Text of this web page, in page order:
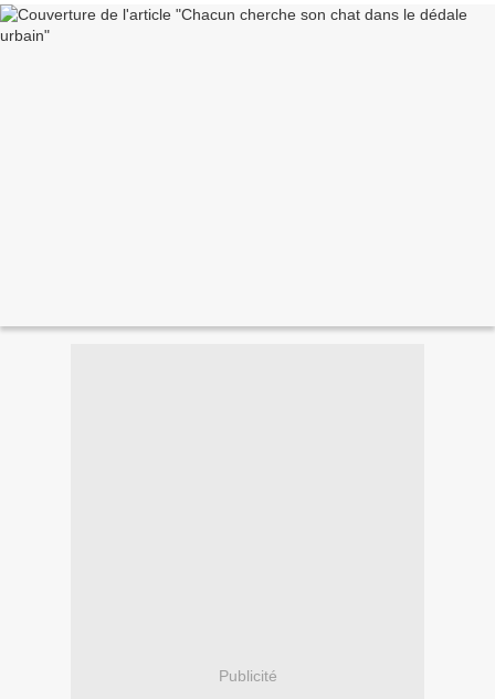
Publicité